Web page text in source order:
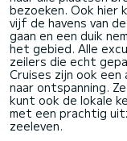
bezoeken. Ook hier
vijf de havens van
gaan en een duik
het gebied. Alle
zeilers die echt
Cruises zijn ook
naar ontspanning.
kunt ook de lokale
met een prachtig
zeeleven.